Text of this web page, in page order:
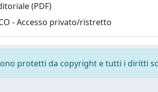
(PDF)
- Accesso privato/ristretto
protetti da copyright e tutti i diritti